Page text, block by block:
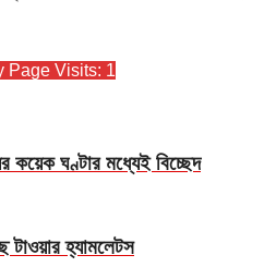
Page Visits: 1
কয়েক ঘণ্টার মধ্যেই বিচ্ছেদ
হ্যামলেটস